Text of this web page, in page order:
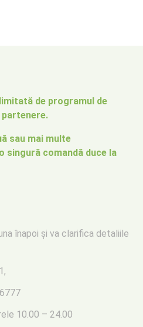
de programul de
sau mai multe
singură comandă duce la
înapoi și va clarifica detaliile
10.00 – 24.00